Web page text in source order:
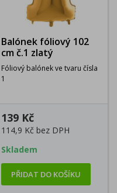
Balónek fóliový 102
cm č.1 zlatý
Fóliový balónek ve tvaru čísla
1
139 Kč
114,9 Kč bez DPH
Skladem
PŘIDAT DO KOŠÍKU